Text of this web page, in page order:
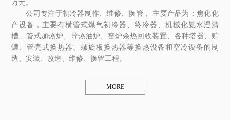
万元。
公司专注于初冷器制作、维修、换管， 主要产品为：焦化化
产设备，主要有横管式煤气初冷器、终冷器、机械化氨水澄清
槽、管式加热炉、导热油炉、窑炉余热回收装置、各种塔器、贮
罐、管壳式换热器、螺旋板换热器等换热设备和空冷设备的制
造、安装、改造、维修、换管工程。
MORE